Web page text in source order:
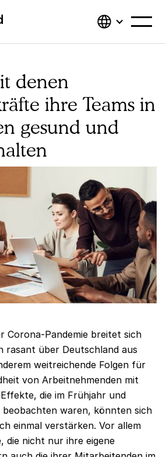
denen
ihre Teams in
gesund und
Corona-Pandemie breitet sich
rasant über Deutschland aus
weitreichende Folgen für
von Arbeitnehmenden mit
die im Frühjahr und
beobachten waren, könnten sich
einmal verstärken. Vor allem
die nicht nur ihre eigene